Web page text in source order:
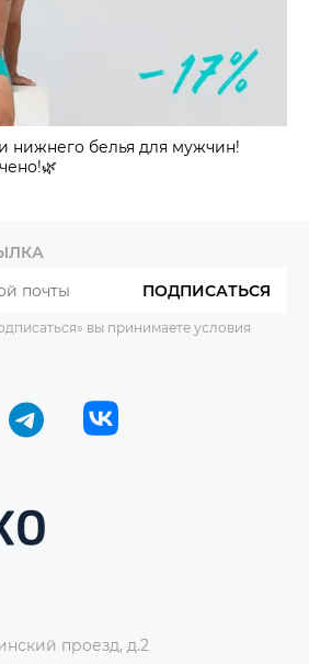
нижнего белья для мужчин!
ПОДПИСАТЬСЯ
вы принимаете условия
проезд, д.2